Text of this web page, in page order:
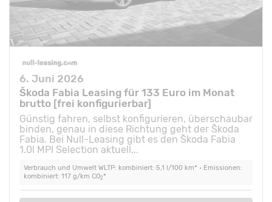
6. Juni 2026
Škoda Fabia Leasing für 133 Euro im Monat
brutto [frei konfigurierbar]
Günstig fahren, selbst konfigurieren, überschaubar
binden, genau in diese Richtung geht der Škoda
Fabia. Bei Null-Leasing gibt es den Škoda Fabia
1.0l MPI Selection aktuell...
Verbrauch und Umwelt WLTP: kombiniert: 5,1 l/100 km* • Emissionen:
kombiniert: 117 g/km CO2*